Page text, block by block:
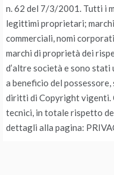
n. 62 del 7/3/2001. Tutti i
legittimi proprietari;
commerciali, nomi
marchi di proprietà dei
d’altre società e sono
a beneficio del
diritti di Copyright vigenti.
tecnici, in totale rispetto
dettagli alla pagina: